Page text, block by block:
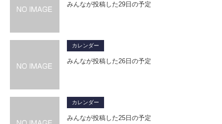
みんなが投稿した29日の予定
カレンダー
みんなが投稿した26日の予定
カレンダー
みんなが投稿した25日の予定